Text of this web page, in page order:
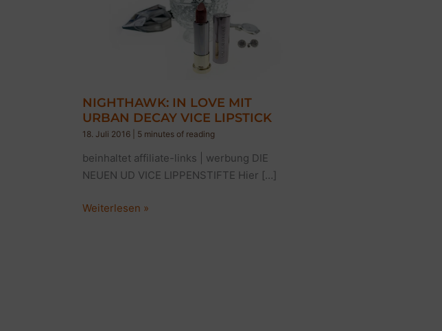
NIGHTHAWK: IN LOVE MIT
URBAN DECAY VICE LIPSTICK
18. Juli 2016 5 minutes of reading
beinhaltet affiliate-links | werbung DIE
NEUEN UD VICE LIPPENSTIFTE Hier […]
NIGHTHAWK:
Weiterlesen »